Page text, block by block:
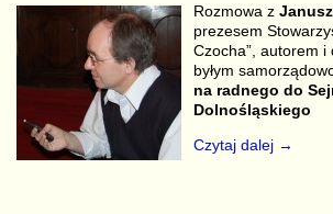
Rozmowa z
prezesem
Czocha”, autorem i
byłym
na radnego do
Dolnośląskiego
Czytaj dalej →